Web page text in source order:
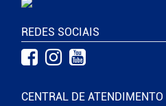
REDES SOCIAIS
CENTRAL DE ATENDIMENTO